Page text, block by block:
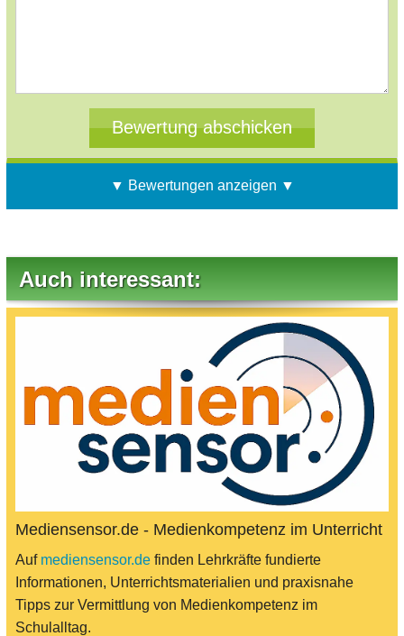
▼ Bewertungen anzeigen ▼
Auch interessant:
Mediensensor.de - Medienkompetenz im Unterricht
Auf mediensensor.de finden Lehrkräfte fundierte
Informationen, Unterrichtsmaterialien und praxisnahe
Tipps zur Vermittlung von Medienkompetenz im
Schulalltag.